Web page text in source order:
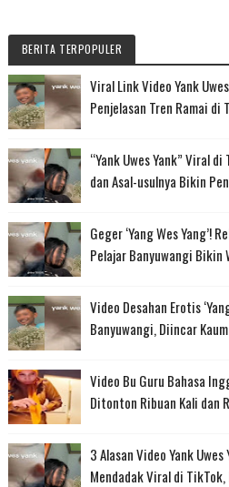
BERITA TERPOPULER
Viral Link Video Yank
Penjelasan Tren Ramai di
“Yank Uwes Yank” Viral
dan Asal-usulnya Bikin
Geger ‘Yang Wes Yang’!
Pelajar Banyuwangi Bikin
Video Desahan Erotis
Banyuwangi, Diincar
Video Bu Guru Bahasa
Ditonton Ribuan Kali dan
3 Alasan Video Yank
Mendadak Viral di